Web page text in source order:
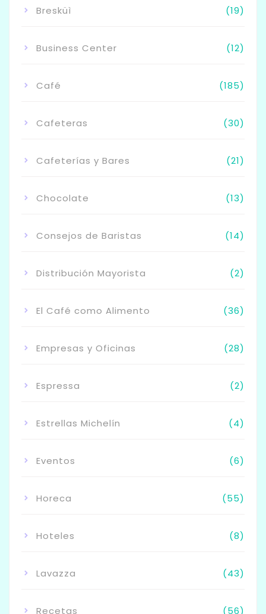
Bresküì (19)
Business Center (12)
Café (185)
Cafeteras (30)
Cafeterías y Bares (21)
Chocolate (13)
Consejos de Baristas (14)
Distribución Mayorista (2)
El Café como Alimento (36)
Empresas y Oficinas (28)
Espressa (2)
Estrellas Michelín (4)
Eventos (6)
Horeca (55)
Hoteles (8)
Lavazza (43)
Recetas (56)